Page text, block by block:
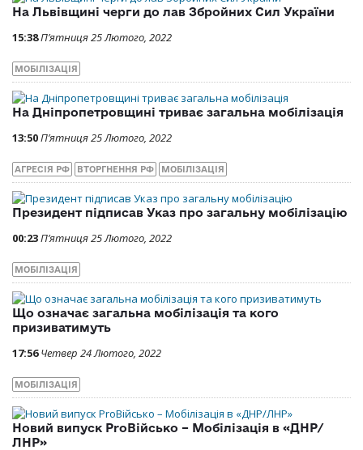
На Львівщині черги до лав Збройних Сил України
15:38П’ятниця 25 Лютого, 2022
МОБІЛІЗАЦІЯ
На Дніпропетровщині триває загальна мобілізація
13:50П’ятниця 25 Лютого, 2022
АГРЕСІЯ РФ ВТОРГНЕННЯ РФ МОБІЛІЗАЦІЯ
Президент підписав Указ про загальну мобілізацію
00:23П’ятниця 25 Лютого, 2022
МОБІЛІЗАЦІЯ
Що означає загальна мобілізація та кого
призиватимуть
17:56 Четвер 24 Лютого, 2022
МОБІЛІЗАЦІЯ
Новий випуск ProВійсько – Мобілізація в «ДНР/
ЛНР»